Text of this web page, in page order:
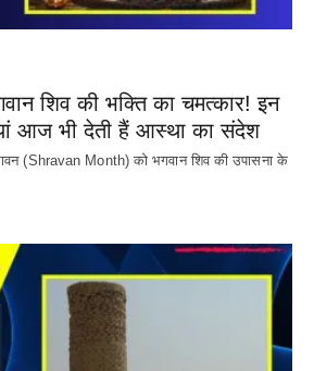
शिव की भक्ति का चमत्कार! इन
आज भी देती हैं आस्था का संदेश
(Shravan Month) को भगवान शिव की उपासना के